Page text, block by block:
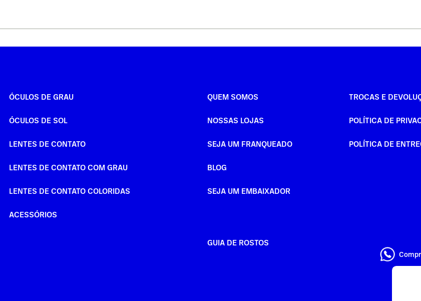
ÓCULOS DE GRAU
ÓCULOS DE SOL
LENTES DE CONTATO
LENTES DE CONTATO COM GRAU
LENTES DE CONTATO COLORIDAS
ACESSÓRIOS
QUEM SOMOS
NOSSAS LOJAS
SEJA UM FRANQUEADO
BLOG
SEJA UM EMBAIXADOR
GUIA DE ROSTOS
TROCAS E
POLÍTICA DE
POLÍTICA DE